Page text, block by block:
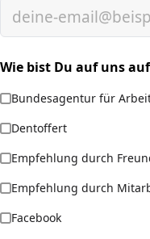
Wie bist Du auf uns
(required)
Bundesagentur für
Dentoffert
Empfehlung durch
Empfehlung durch
Facebook